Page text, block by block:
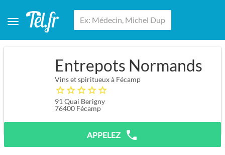
Entrepots Normands
Vins et spiritueux à Fécamp
91 Quai Berigny
76400 Fécamp
APPELEZ